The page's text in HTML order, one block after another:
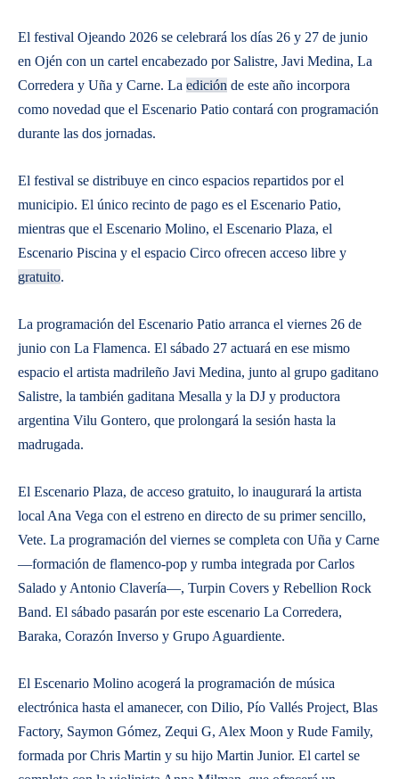
El festival Ojeando 2026 se celebrará los días 26 y 27 de junio
en Ojén con un cartel encabezado por Salistre, Javi Medina, La
Corredera y Uña y Carne. La edición de este año incorpora
como novedad que el Escenario Patio contará con programación
durante las dos jornadas.
El festival se distribuye en cinco espacios repartidos por el
municipio. El único recinto de pago es el Escenario Patio,
mientras que el Escenario Molino, el Escenario Plaza, el
Escenario Piscina y el espacio Circo ofrecen acceso libre y
gratuito.
La programación del Escenario Patio arranca el viernes 26 de
junio con La Flamenca. El sábado 27 actuará en ese mismo
espacio el artista madrileño Javi Medina, junto al grupo gaditano
Salistre, la también gaditana Mesalla y la DJ y productora
argentina Vilu Gontero, que prolongará la sesión hasta la
madrugada.
El Escenario Plaza, de acceso gratuito, lo inaugurará la artista
local Ana Vega con el estreno en directo de su primer sencillo,
Vete. La programación del viernes se completa con Uña y Carne
—formación de flamenco-pop y rumba integrada por Carlos
Salado y Antonio Clavería—, Turpin Covers y Rebellion Rock
Band. El sábado pasarán por este escenario La Corredera,
Baraka, Corazón Inverso y Grupo Aguardiente.
El Escenario Molino acogerá la programación de música
electrónica hasta el amanecer, con Dilio, Pío Vallés Project, Blas
Factory, Saymon Gómez, Zequi G, Alex Moon y Rude Family,
formada por Chris Martin y su hijo Martin Junior. El cartel se